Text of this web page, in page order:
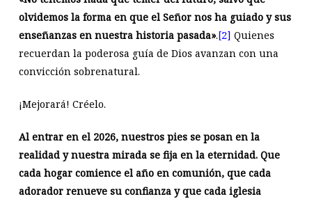
olvidemos la forma en que el Señor nos ha guiado y sus
enseñanzas en nuestra historia pasada».[2] Quienes
recuerdan la poderosa guía de Dios avanzan con una
convicción sobrenatural.
¡Mejorará! Créelo.
Al entrar en el 2026, nuestros pies se posan en la
realidad y nuestra mirada se fija en la eternidad. Que
cada hogar comience el año en comunión, que cada
adorador renueve su confianza y que cada iglesia